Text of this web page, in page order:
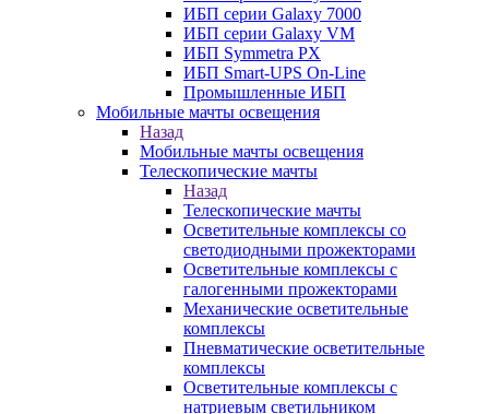
ИБП серии Galaxy 7000
ИБП серии Galaxy VM
ИБП Symmetra PX
ИБП Smart-UPS On-Line
Промышленные ИБП
Мобильные мачты освещения
Назад
Мобильные мачты освещения
Телескопические мачты
Назад
Телескопические мачты
Осветительные комплексы со
светодиодными прожекторами
Осветительные комплексы с
галогенными прожекторами
Механические осветительные
комплексы
Пневматические осветительные
комплексы
Осветительные комплексы с
натриевым светильником